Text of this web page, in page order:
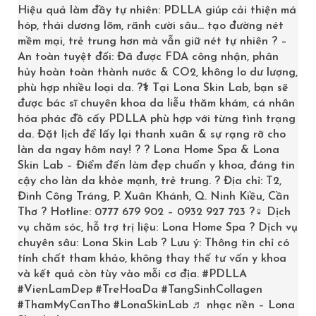
BỤNG CẤP ĐỘ 1
Hiệu quả làm đầy tự nhiên: PDLLA giúp cải thiện má
hóp, thái dương lõm, rãnh cười sâu… tạo đường nét
mềm mại, trẻ trung hơn mà vẫn giữ nét tự nhiên ? –
An toàn tuyệt đối: Đã được FDA công nhận, phân
hủy hoàn toàn thành nước & CO2, không lo dư lượng,
phù hợp nhiều loại da. ?‍⚕️ Tại Lona Skin Lab, bạn sẽ
được bác sĩ chuyên khoa da liễu thăm khám, cá nhân
hóa phác đồ cấy PDLLA phù hợp với từng tình trạng
da. Đặt lịch để lấy lại thanh xuân & sự rạng rỡ cho
làn da ngay hôm nay! ? ? Lona Home Spa & Lona
Skin Lab – Điểm đến làm đẹp chuẩn y khoa, đáng tin
cậy cho làn da khỏe mạnh, trẻ trung. ? Địa chỉ: T2,
Đinh Công Tráng, P. Xuân Khánh, Q. Ninh Kiều, Cần
Thơ ? Hotline: 0777 679 902 – 0932 927 723 ?‍♀️ Dịch
vụ chăm sóc, hỗ trợ trị liệu: Lona Home Spa ? Dịch vụ
chuyên sâu: Lona Skin Lab ? Lưu ý: Thông tin chỉ có
tính chất tham khảo, không thay thế tư vấn y khoa
và kết quả còn tùy vào mỗi cơ địa. #PDLLA
#VienLamDep #TreHoaDa #TangSinhCollagen
#ThamMyCanTho #LonaSkinLab ♬ nhạc nền – Lona